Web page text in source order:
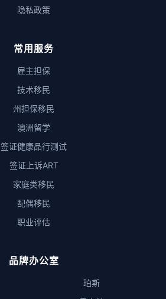
隐私政策
常用服务
雇主担保
技术移民
州担保移民
澳洲留学
签证健康品行测试
签证上诉ART
家庭类移民
配偶移民
职业评估
品牌办公室
珀斯